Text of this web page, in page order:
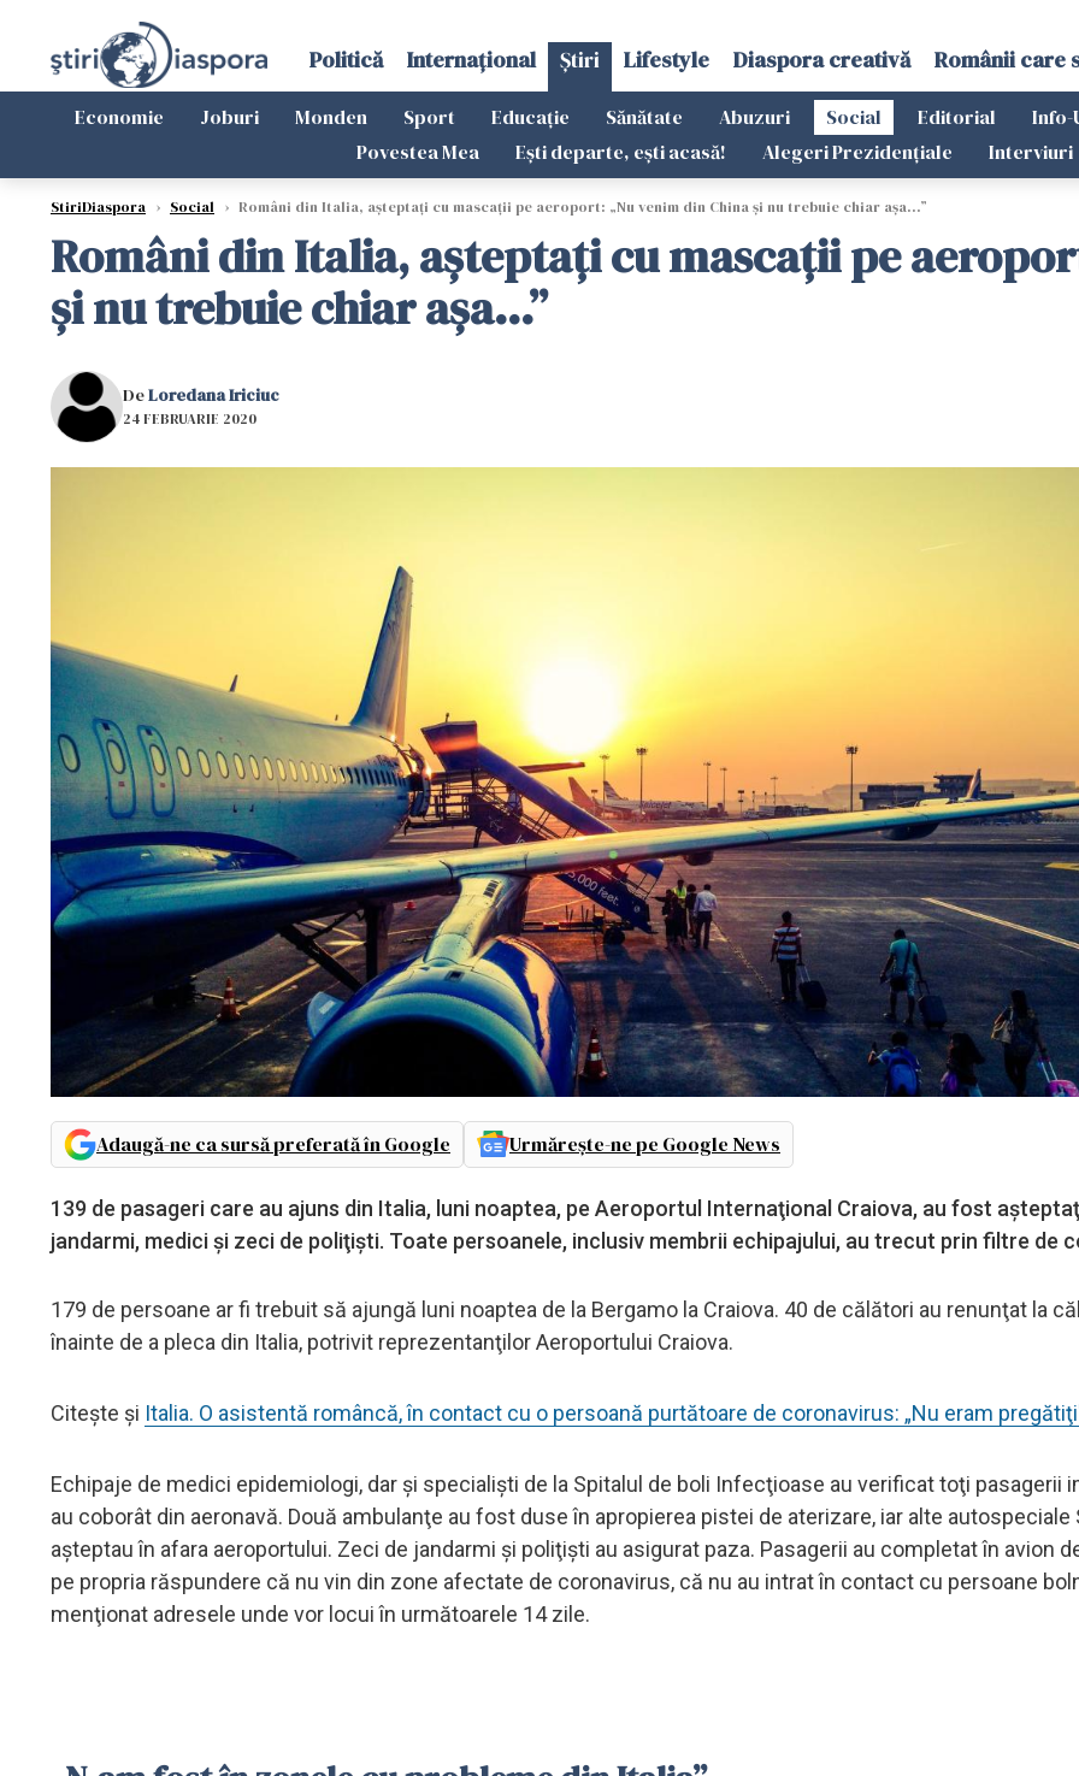
Politică Internațional Știri Lifestyle Diaspora creativă Românii care
Economie Joburi Monden Sport Educație Sănătate Abuzuri Social Editorial Info-
Povestea Mea
Ești departe, ești acasă! Alegeri Prezidențiale Interviuri
StiriDiaspora › Social › Români din Italia, aşteptaţi cu mascaţii pe aeroport: „Nu venim din China şi nu trebuie chiar aşa...”
Români din Italia, aşteptaţi cu mascaţii pe
şi nu trebuie chiar aşa...”
DeLoredana Iriciuc
24 FEBRUARIE 2020
Adaugă-ne ca sursă preferată în Google Urmărește-ne pe Google News
139 de pasageri care au ajuns din Italia, luni noaptea, pe Aeroportul Internaţional Craiova, au fost
jandarmi, medici şi zeci de poliţişti. Toate persoanele, inclusiv membrii echipajului, au trecut prin filtre de
179 de persoane ar fi trebuit să ajungă luni noaptea de la Bergamo la Craiova. 40 de călători au renunţat la
înainte de a pleca din Italia, potrivit reprezentanţilor Aeroportului Craiova.
Citește și Italia. O asistentă româncă, în contact cu o persoană purtătoare de coronavirus: „Nu eram
Echipaje de medici epidemiologi, dar şi specialişti de la Spitalul de boli Infecţioase au verificat toţi pasagerii
au coborât din aeronavă. Două ambulanţe au fost duse în apropierea pistei de aterizare, iar alte autospeciale
aşteptau în afara aeroportului. Zeci de jandarmi şi poliţişti au asigurat paza. Pasagerii au completat în avion
pe propria răspundere că nu vin din zone afectate de coronavirus, că nu au intrat în contact cu persoane
menţionat adresele unde vor locui în următoarele 14 zile.